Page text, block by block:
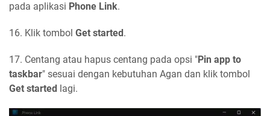
pada aplikasi Phone Link.
16. Klik tombol Get started .
17. Centang atau hapus centang pada opsi "Pin app to
taskbar" sesuai dengan kebutuhan Agan dan klik tombol
Get started
lagi.